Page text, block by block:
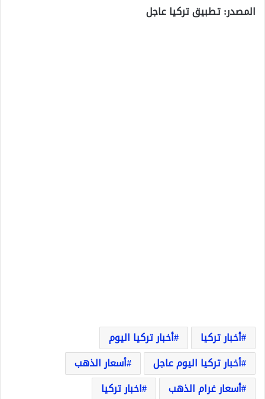
المصدر: تطبيق تركيا عاجل
أخبار تركيا
أخبار تركيا اليوم
أخبار تركيا اليوم عاجل
أسعار الذهب
أسعار غرام الذهب
اخبار تركيا